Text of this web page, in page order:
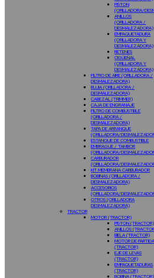
PISTON
(ORILLADORA/
ANILLOS
(ORILLADORA /
DESMALEZADORA)
EMPAQUETADURA
(ORILLADORA Y
DESMALEZADORA)
RETENES
CIGÜEÑAL
(ORILLADORA Y
DESMALEZADORA)
FILTRO DE AIRE (ORILLADORA /
DESMALEZADORA)
BUJIA (ORILLADORA /
DESMALEZADORA)
CABEZAL (TRIMMER)
CAJA DE ENGRANAJE
FILTRO DE COMBUSTIBLE
(ORILLADORA /
DESMALEZADORA)
TAPA DE ARRANQUE
(ORILLADORA/
ESTANQUE DE COMBUSTIBLE
EMBRAGUE / TAMBOR
(ORILLADORA/
CARBURADOR
(ORILLADORA/
KIT MEMBRANA CARBURADOR
BOBINAS (ORILLADORA /
DESMALEZADORA)
ACCESORIOS
(ORILLADORA/
OTROS (ORILLADORA
DESMALEZADORA)
TRACTOR
MOTOR (TRACTOR)
PISTON (TRACTOR)
ANILLOS
BIELA (TRACTOR)
MOTOR DE PARTIDA
(TRACTOR)
EJE DE LEVAS
(TRACTOR)
EMPAQUETADURAS
(TRACTOR)
BOBINA (TRACTOR)